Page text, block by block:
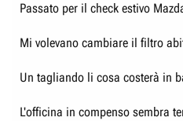
Passato per il check estivo
Mi volevano cambiare il filtro
Un tagliando li cosa costerà in
L'officina in compenso sembra